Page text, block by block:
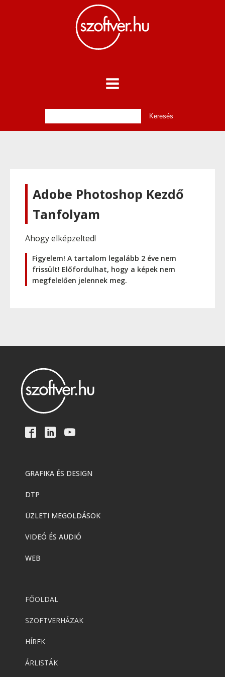
Adobe Photoshop Kezdő
Tanfolyam
Ahogy elképzelted!
Figyelem! A tartalom legalább 2 éve nem
frissült! Előfordulhat, hogy a képek nem
megfelelően jelennek meg.
GRAFIKA ÉS DESIGN
DTP
ÜZLETI MEGOLDÁSOK
VIDEÓ ÉS AUDIÓ
WEB
FŐOLDAL
SZOFTVERHÁZAK
HÍREK
ÁRLISTÁK